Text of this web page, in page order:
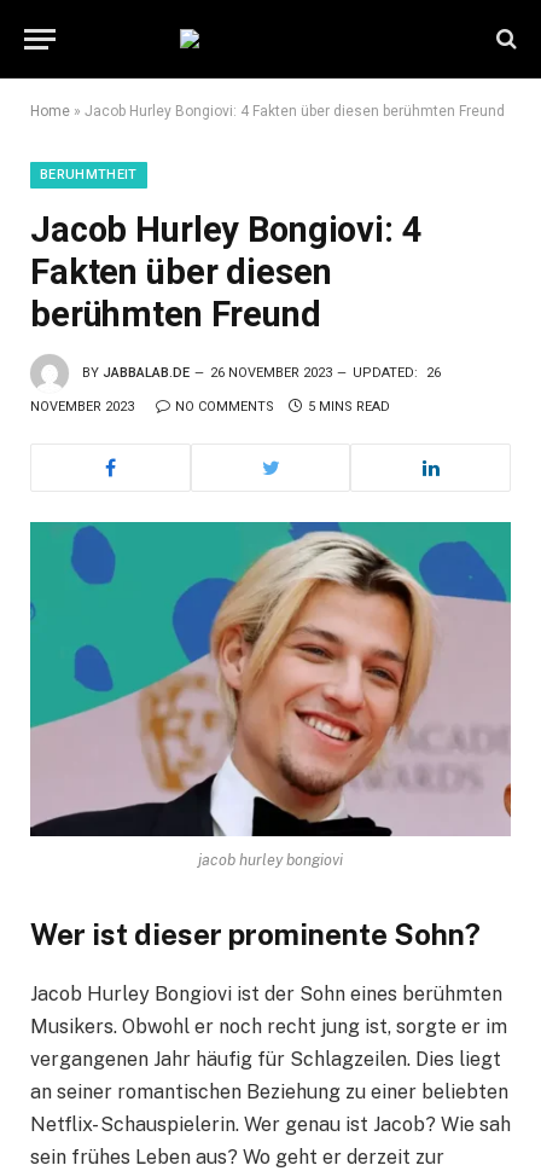
Home » Jacob Hurley Bongiovi: 4 Fakten über diesen berühmten Freund
BERUHMTHEIT
Jacob Hurley Bongiovi: 4
Fakten über diesen
berühmten Freund
BY JABBALAB.DE 26 NOVEMBER 2023 UPDATED: 26
NOVEMBER 2023 NO COMMENTS 5 MINS READ
jacob hurley bongiovi
Wer ist dieser prominente Sohn?
Jacob Hurley Bongiovi ist der Sohn eines berühmten
Musikers. Obwohl er noch recht jung ist, sorgte er im
vergangenen Jahr häufig für Schlagzeilen. Dies liegt
an seiner romantischen Beziehung zu einer beliebten
Netflix- Schauspielerin. Wer genau ist Jacob? Wie sah
sein frühes Leben aus? Wo geht er derzeit zur